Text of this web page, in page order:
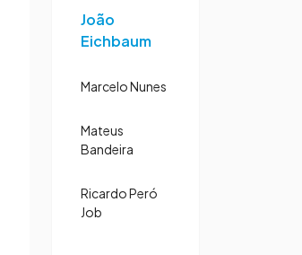
João
Eichbaum
Marcelo Nunes
Mateus
Bandeira
Ricardo Peró
Job